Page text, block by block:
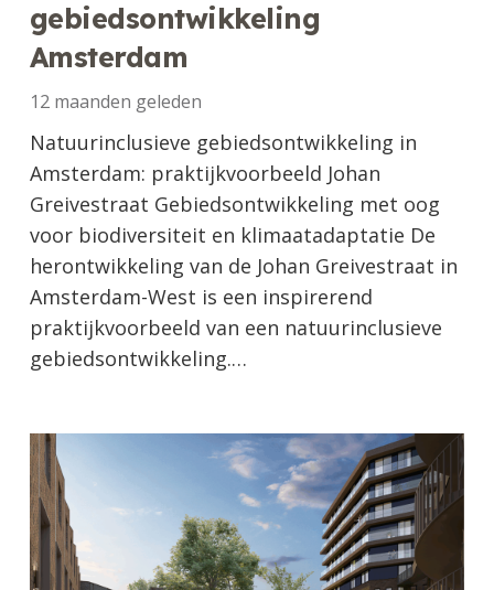
gebiedsontwikkeling
Amsterdam
12 maanden geleden
Natuurinclusieve gebiedsontwikkeling in
Amsterdam: praktijkvoorbeeld Johan
Greivestraat Gebiedsontwikkeling met oog
voor biodiversiteit en klimaatadaptatie De
herontwikkeling van de Johan Greivestraat in
Amsterdam-West is een inspirerend
praktijkvoorbeeld van een natuurinclusieve
gebiedsontwikkeling.…